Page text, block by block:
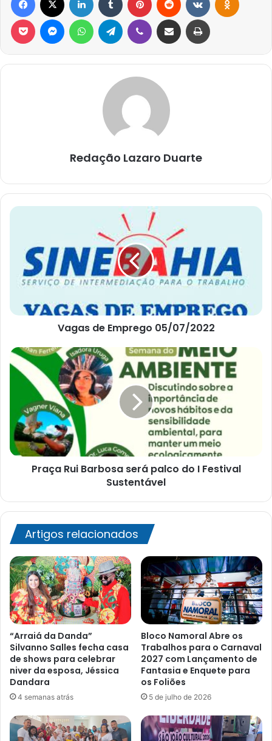
Pocket MessengerWhatsAppTelegram Viber Compartilhar via e-mail Imprimir
Redação Lazaro Duarte
Vagas
05/07/2022
Vagas de Emprego 05/07/2022
Praça
Rui
Barbosa
palco
do
Festival
Sustentável
Praça Rui Barbosa será palco do I Festival
Sustentável
Artigos relacionados
“Arraiá da Danda”
Silvanno Salles fecha casa
de shows para celebrar
niver da esposa, Jéssica
Dandara
4 semanas atrás
Bloco Namoral Abre os
Trabalhos para o Carnaval
2027 com Lançamento de
Fantasia e Enquete para
os Foliões
5 de julho de 2026